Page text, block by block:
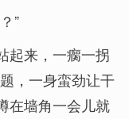
”
起来，一瘸一拐
，一身蛮劲让干
在墙角一会儿就